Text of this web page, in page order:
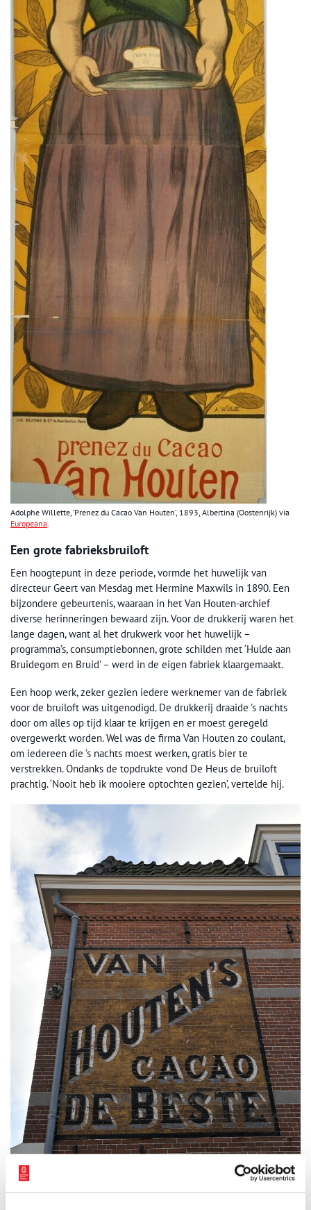
Adolphe Willette, ‘Prenez du Cacao Van Houten’, 1893, Albertina (Oostenrijk) via
Europeana
Een grote fabrieksbruiloft
Een hoogtepunt in deze periode, vormde het huwelijk van
directeur Geert van Mesdag met Hermine Maxwils in 1890. Een
bijzondere gebeurtenis, waaraan in het Van Houten-archief
diverse herinneringen bewaard zijn. Voor de drukkerij waren het
lange dagen, want al het drukwerk voor het huwelijk –
programma’s, consumptiebonnen, grote schilden met ‘Hulde aan
Bruidegom en Bruid’ – werd in de eigen fabriek klaargemaakt.
Een hoop werk, zeker gezien iedere werknemer van de fabriek
voor de bruiloft was uitgenodigd. De drukkerij draaide ’s nachts
door om alles op tijd klaar te krijgen en er moest geregeld
overgewerkt worden. Wel was de firma Van Houten zo coulant,
om iedereen die ’s nachts moest werken, gratis bier te
verstrekken. Ondanks de topdrukte vond De Heus de bruiloft
prachtig. ‘Nooit heb ik mooiere optochten gezien’, vertelde hij.